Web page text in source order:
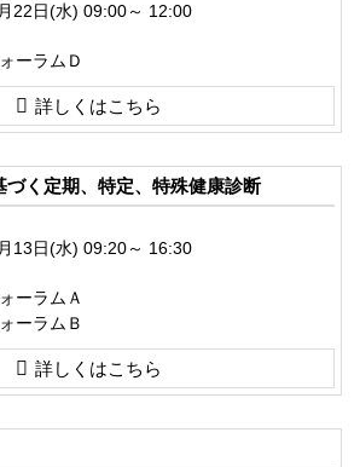
22日(水) 09:00～ 12:00
ーラムＤ
詳しくはこちら
づく定期、特定、特殊健康診断
13日(水) 09:20～ 16:30
ーラムＡ
ーラムＢ
詳しくはこちら